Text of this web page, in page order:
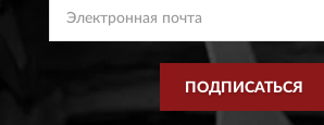
ПОДПИСАТЬСЯ